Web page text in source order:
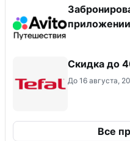
Скидка до
До 16 августа,
Все